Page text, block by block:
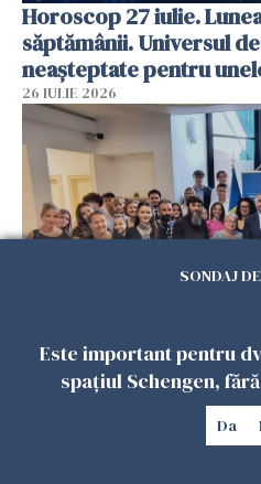
Horoscop 27 iulie.
săptămânii. Universul
neașteptate pentru
26 IULIE 2026
Accidente, spitalizare
Consulatul României
intervenții în doar 24 de
SONDAJ
Este important pentru
spațiul Schengen,
Da